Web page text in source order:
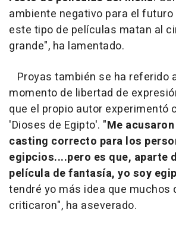
ambiente negativo para el
este tipo de películas matan al
grande", ha lamentado.
Proyas también se ha referido
momento de libertad de
que el propio autor experimentó
'Dioses de Egipto'. "Me
casting correcto para los
egipcios....pero es que, aparte
película de fantasía, yo soy
tendré yo más idea que muchos
criticaron", ha aseverado.